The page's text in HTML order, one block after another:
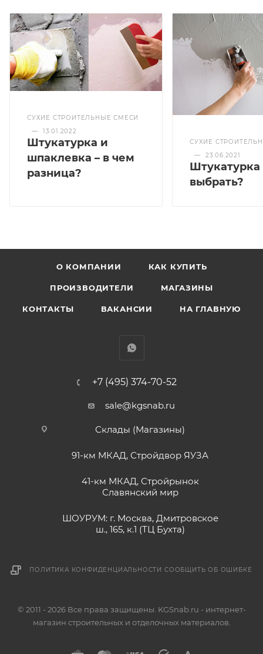
СУХИЕ СТРОИТЕЛЬНЫЕ СМЕСИ
—
13.01.2022
Штукатурка и
шпаклевка – в чем
разница?
СУХИЕ
—
23.06.2021
Штукатурка
выбрать?
О КОМПАНИИ КАК КУПИТЬ
ПРОИЗВОДИТЕЛИ МАГАЗИНЫ
КОНТАКТЫ ВАКАНСИИ НА ГЛАВНУЮ
+7 (495) 374-70-52
sale@kgsnab.ru
Склады (Магазины)
91-км МКАД, Стройдвор ЯУЗА
41-км МКАД, Стройрынок
Славянский мир
ШОУРУМ: г. Москва, Дмитровское
ш., 165, к.1 (ТЦ Бухта)
ПОЛИТИКА КОНФИДЕНЦИАЛЬНОСТИ СООБЩИТЬ ОБ ОШИБКЕ
© 2011 - 2026 Все права защищены. KGSnab.ru - интернет-
магазин строительных и отделочных материалов.